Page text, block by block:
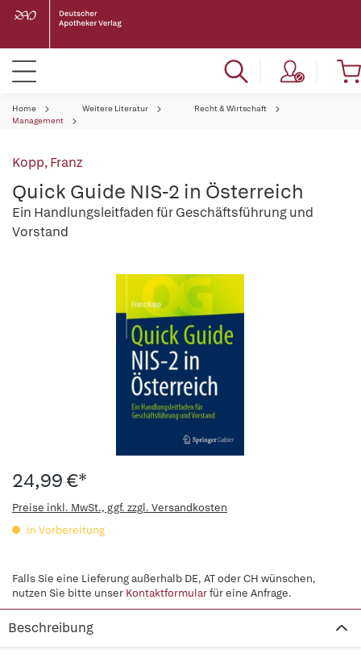
Home Weitere Literatur
Recht & Wirtschaft
Management
Kopp, Franz
Quick Guide NIS-2 in Österreich
Ein Handlungsleitfaden für Geschäftsführung und
Vorstand
24,99 €*
Preise inkl. MwSt., ggf. zzgl. Versandkosten
in Vorbereitung
Falls Sie eine Lieferung außerhalb DE, AT oder CH wünschen,
nutzen Sie bitte unser Kontaktformularfür eine Anfrage.
Beschreibung